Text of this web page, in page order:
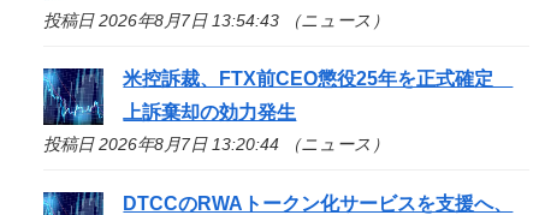
投稿日 2026年8月7日 13:54:43 （ニュース）
米控訴裁、FTX前CEO懲役25年を正式確定
上訴棄却の効力発生
投稿日 2026年8月7日 13:20:44 （ニュース）
DTCCのRWAトークン化サービスを支援へ、